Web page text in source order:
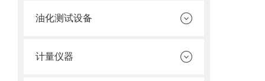
油化测试设备
计量仪器